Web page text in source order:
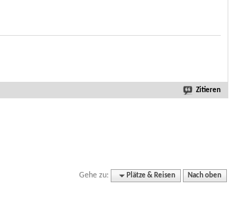
Zitieren
Gehe zu: Plätze & Reisen Nach oben